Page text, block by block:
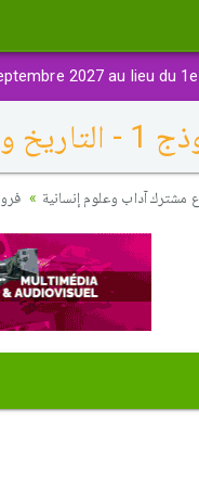
2027 au lieu du
مشترك آداب وعلوم إنسانية